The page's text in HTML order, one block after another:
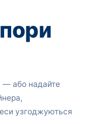
— або надайте
узгоджуються